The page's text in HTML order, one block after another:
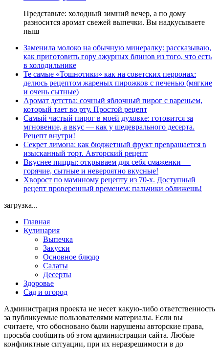
Представьте: холодный зимний вечер, а по дому
разносится аромат свежей выпечки. Вы надкусываете
пыш
Заменила молоко на обычную минералку: рассказываю,
как приготовить гору ажурных блинов из того, что есть
в холодильнике
Те самые «Тошнотики» как на советских перронах:
делюсь рецептом жареных пирожков с печенью (мягкие
и очень сытные)
Аромат детства: сочный яблочный пирог с вареньем,
который тает во рту. Простой рецепт
Самый частый пирог в моей духовке: готовится за
мгновение, а вкус — как у шедеврального десерта.
Рецепт внутри!
Секрет лимона: как бюджетный фрукт превращается в
изысканный торт. Авторский рецепт
Вкуснее пиццы: открываем для себя смаженки —
горячие, сытные и невероятно вкусные!
Хворост по маминому рецепту из 70-х. Доступный
рецепт проверенный временем: пальчики оближешь!
загрузка...
Главная
Кулинария
Выпечка
Закуски
Основное блюдо
Салаты
Десерты
Здоровье
Сад и огород
Администрация проекта не несет какую-либо ответственность
за публикуемые пользователями материалы. Если вы
считаете, что обосновано были нарушены авторские права,
просьба сообщить об этом администрации сайта. Любые
конфликтные ситуации, при их неразрешимости в до